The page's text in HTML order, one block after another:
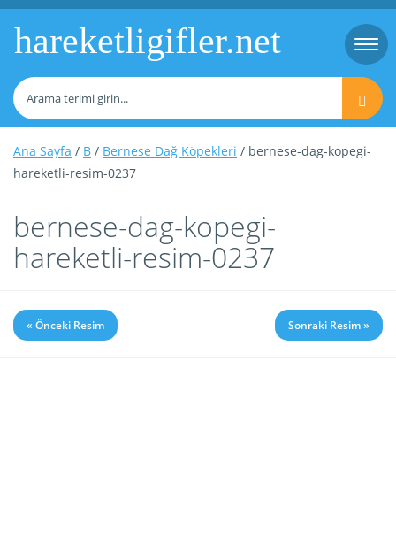
hareketligifler.net
Ana Sayfa / B / Bernese Dağ Köpekleri / bernese-dag-kopegi-
hareketli-resim-0237
bernese-dag-kopegi-
hareketli-resim-0237
« Önceki Resim Sonraki Resim »